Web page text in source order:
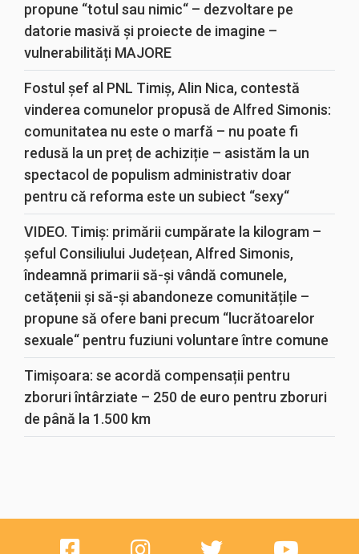
propune “totul sau nimic“ – dezvoltare pe
datorie masivă și proiecte de imagine –
vulnerabilități MAJORE
Fostul șef al PNL Timiș, Alin Nica, contestă
vinderea comunelor propusă de Alfred Simonis:
comunitatea nu este o marfă – nu poate fi
redusă la un preț de achiziție – asistăm la un
spectacol de populism administrativ doar
pentru că reforma este un subiect “sexy“
VIDEO. Timiș: primării cumpărate la kilogram –
șeful Consiliului Județean, Alfred Simonis,
îndeamnă primarii să-și vândă comunele,
cetățenii și să-și abandoneze comunitățile –
propune să ofere bani precum “lucrătoarelor
sexuale“ pentru fuziuni voluntare între comune
Timișoara: se acordă compensații pentru
zboruri întârziate – 250 de euro pentru zboruri
de până la 1.500 km